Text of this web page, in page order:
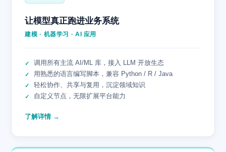
让模型真正跑进业务系统
建模 · 机器学习 · AI 应用
调用所有主流 AI/ML 库，接入 LLM 开放生态
用熟悉的语言编写脚本，兼容 Python / R / Java
轻松协作、共享与复用，沉淀领域知识
自定义节点，无限扩展平台能力
了解详情 →